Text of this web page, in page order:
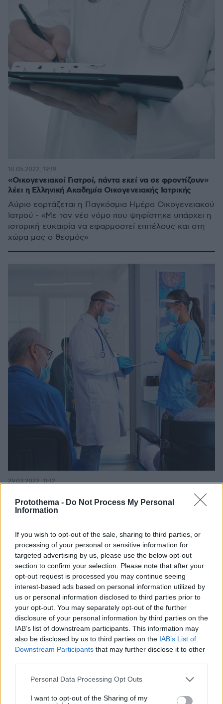
Protothema - Do Not Process My Personal
Information
If you wish to opt-out of the sale, sharing to third parties, or
processing of your personal or sensitive information for
targeted advertising by us, please use the below opt-out
section to confirm your selection. Please note that after your
opt-out request is processed you may continue seeing
interest-based ads based on personal information utilized by
us or personal information disclosed to third parties prior to
your opt-out. You may separately opt-out of the further
disclosure of your personal information by third parties on the
IAB’s list of downstream participants. This information may
also be disclosed by us to third parties on the IAB’s List of
Downstream Participants that may further disclose it to other
Please note that this website/app uses one or more Google
not limited to your visit or usage behaviour. You may click to
Personal Data Processing Opt Outs
I want to opt-out of the Sharing of my
«Οικογενειακοί Γιατροί, πάντα εκεί να σε φροντίζουν»
λέει η Ελληνική Ακαδημία Οικογενειακής Ιατρικής
Αύριο εορτάζεται η Παγκόσμια Ημέρα Οικογενειακού
Ιατρού - «Με τον νέο νόμο που ψηφίστηκε υπάρχει η
ιστορική ευκαιρία να εφαρμοστεί επιτέλους και στη
χώρα μας ο θεσμός»
18.05.2022, 19:19
Πρωτοβάθμια Φροντίδα Υγείας: Τι θέλουν οι γιατροί
από το Σύστημα Υγείας
Φραγκούλης, εξηγεί στο ygeiamou.gr τι θεωρούν οι
γιατροί ότι πρέπει να αλλάξει στο Σύστημα Υγείας
ώστε να αποκτήσει η Ελλάδα λειτουργική και
αξιόπιστη ΠΦΥ
29.03.2022, 11:12